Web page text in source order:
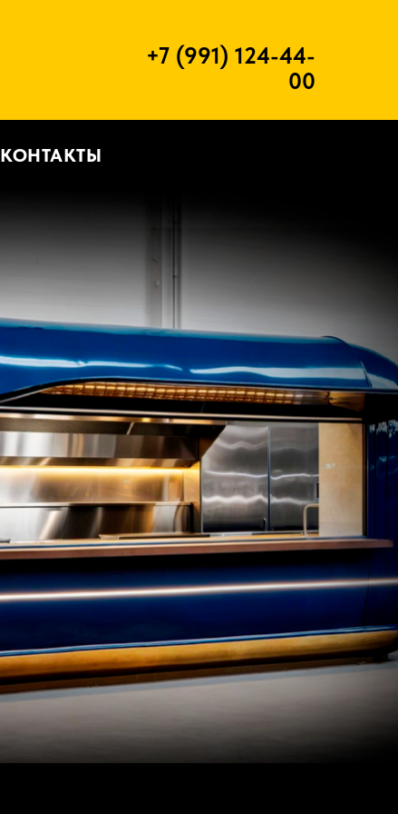
КОНТАКТЫ
+7 (991) 124-44-
00